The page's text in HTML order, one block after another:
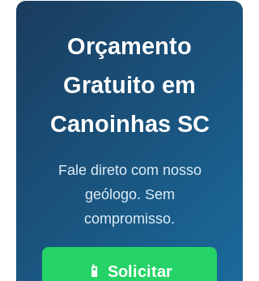
Orçamento
Gratuito em
Canoinhas SC
Fale direto com nosso
geólogo. Sem
compromisso.
📱 Solicitar